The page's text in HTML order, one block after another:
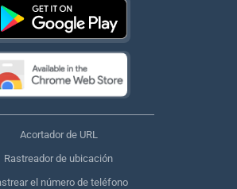
Acortador de URL
Rastreador de ubicación
el número de teléfono